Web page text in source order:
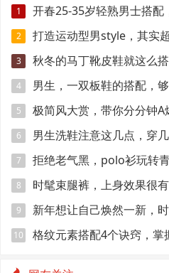
1 开春25-35岁轻熟男士搭配
2 打造运动型男style，其实
3
秋冬的马丁靴皮鞋就这么
引眼球
4 男生，一双板鞋的搭配，
5 极简风大赏，带你分分钟A
6 男生洗鞋注意这几点，穿
7 拒绝老气黑，polo衫玩转
8 时髦束腿裤，上身效果很
9 新年想让自己焕然一新，
10 格纹元素搭配4个诀窍，掌